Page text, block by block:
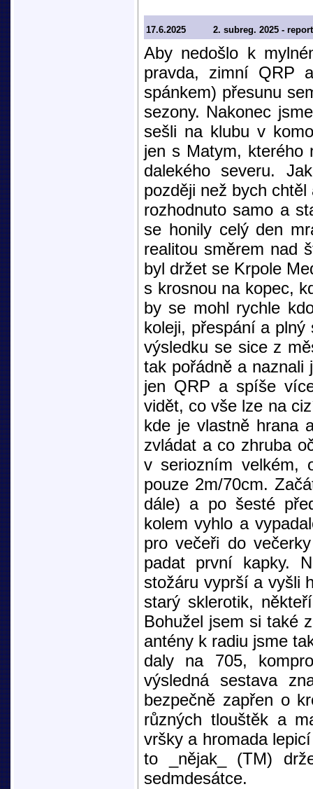
17.6.2025 2. subreg. 2025 - report
Aby nedošlo k
pravda, zimní QRP
spánkem) přesunu
sezony. Nakonec
sešli na klubu v
jen s Matym, kterého
dalekého severu.
později než bych
rozhodnuto samo a
se honily celý den
realitou směrem nad
byl držet se Krpole
s krosnou na kopec,
by se mohl rychle
koleji, přespání a plný
výsledku se sice z
tak pořádně a naznali
jen QRP a spíše
vidět, co vše lze na
kde je vlastně hrana
zvládat a co zhruba
v seriozním velkém,
pouze 2m/70cm.
dále) a po šesté
kolem vyhlo a
pro večeři do
padat první kapky.
stožáru vyprší a vyšli
starý sklerotik,
Bohužel jsem si také
antény k radiu jsme
daly na 705,
výsledná sestava
bezpečně zapřen o
různých tlouštěk a
vršky a hromada
to _nějak_ (TM)
sedmdesátce.